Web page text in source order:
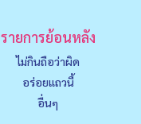
รายการย้อนหลัง
ไม่กินถือว่าผิด
อร่อยแถวนี้
อื่นๆ